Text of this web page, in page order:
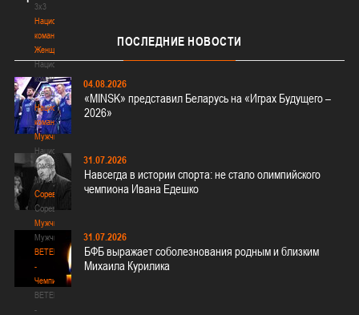
3х3
Национальная
команда.
Женщины
Национальная
команда.
Женщины
Национальная
команда.
Мужчины
Национальная
команда.
Мужчины
Соревнования
Соревнования
Мужчины
Мужчины
BETERA
-
Чемпионат
BETERA
-
ПОСЛЕДНИЕ НОВОСТИ
04.08.2026
«MINSK» представил Беларусь на «Играх Будущего –
2026»
31.07.2026
Навсегда в истории спорта: не стало олимпийского
чемпиона Ивана Едешко
31.07.2026
БФБ выражает соболезнования родным и близким
Михаила Курилика